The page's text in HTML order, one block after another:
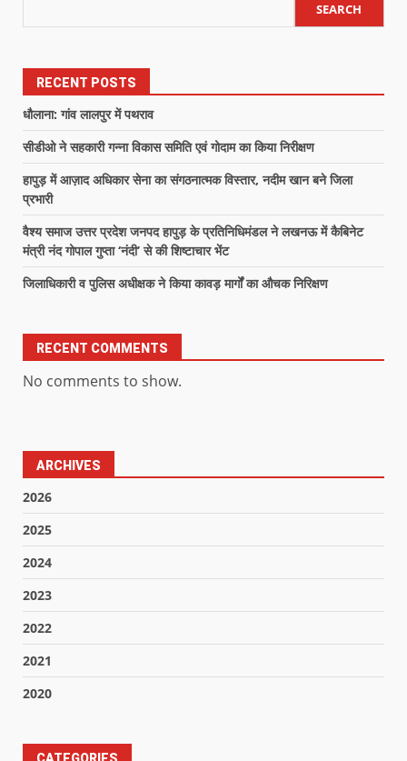
SEARCH
RECENT POSTS
धौलाना: गांव लालपुर में पथराव
सीडीओ ने सहकारी गन्ना विकास समिति एवं गोदाम का किया निरीक्षण
हापुड़ में आज़ाद अधिकार सेना का संगठनात्मक विस्तार, नदीम खान बने जिला
प्रभारी
वैश्य समाज उत्तर प्रदेश जनपद हापुड़ के प्रतिनिधिमंडल ने लखनऊ में कैबिनेट
मंत्री नंद गोपाल गुप्ता ‘नंदी’ से की शिष्टाचार भेंट
जिलाधिकारी व पुलिस अधीक्षक ने किया कावड़ मार्गों का औचक निरिक्षण
RECENT COMMENTS
No comments to show.
ARCHIVES
2026
2025
2024
2023
2022
2021
2020
CATEGORIES